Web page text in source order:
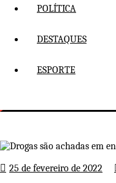
POLÍTICA
DESTAQUES
ESPORTE
25 de fevereiro de 2022